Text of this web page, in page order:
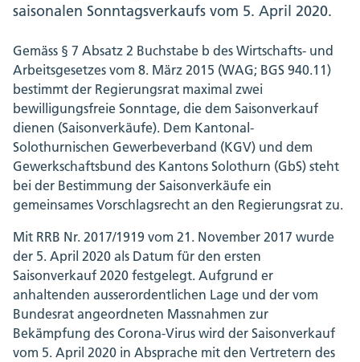
saisonalen Sonntagsverkaufs vom 5. April 2020.
Gemäss § 7 Absatz 2 Buchstabe b des Wirtschafts- und
Arbeitsgesetzes vom 8. März 2015 (WAG; BGS 940.11)
bestimmt der Regierungsrat maximal zwei
bewilligungsfreie Sonntage, die dem Saisonverkauf
dienen (Saisonverkäufe). Dem Kantonal-
Solothurnischen Gewerbeverband (KGV) und dem
Gewerkschaftsbund des Kantons Solothurn (GbS) steht
bei der Bestimmung der Saisonverkäufe ein
gemeinsames Vorschlagsrecht an den Regierungsrat zu.
Mit RRB Nr. 2017/1919 vom 21. November 2017 wurde
der 5. April 2020 als Datum für den ersten
Saisonverkauf 2020 festgelegt. Aufgrund er
anhaltenden ausserordentlichen Lage und der vom
Bundesrat angeordneten Massnahmen zur
Bekämpfung des Corona-Virus wird der Saisonverkauf
vom 5. April 2020 in Absprache mit den Vertretern des